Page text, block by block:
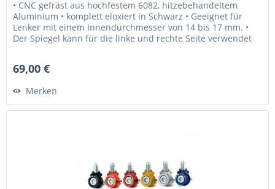
• CNC gefräst aus hochfestem 6082, hitzebehandeltem
Aluminium • komplett eloxiert in Schwarz • Geeignet für
Lenker mit einem Innendurchmesser von 14 bis 17 mm. •
Der Spiegel kann für die linke und rechte Seite verwendet
69,00 €
Merken